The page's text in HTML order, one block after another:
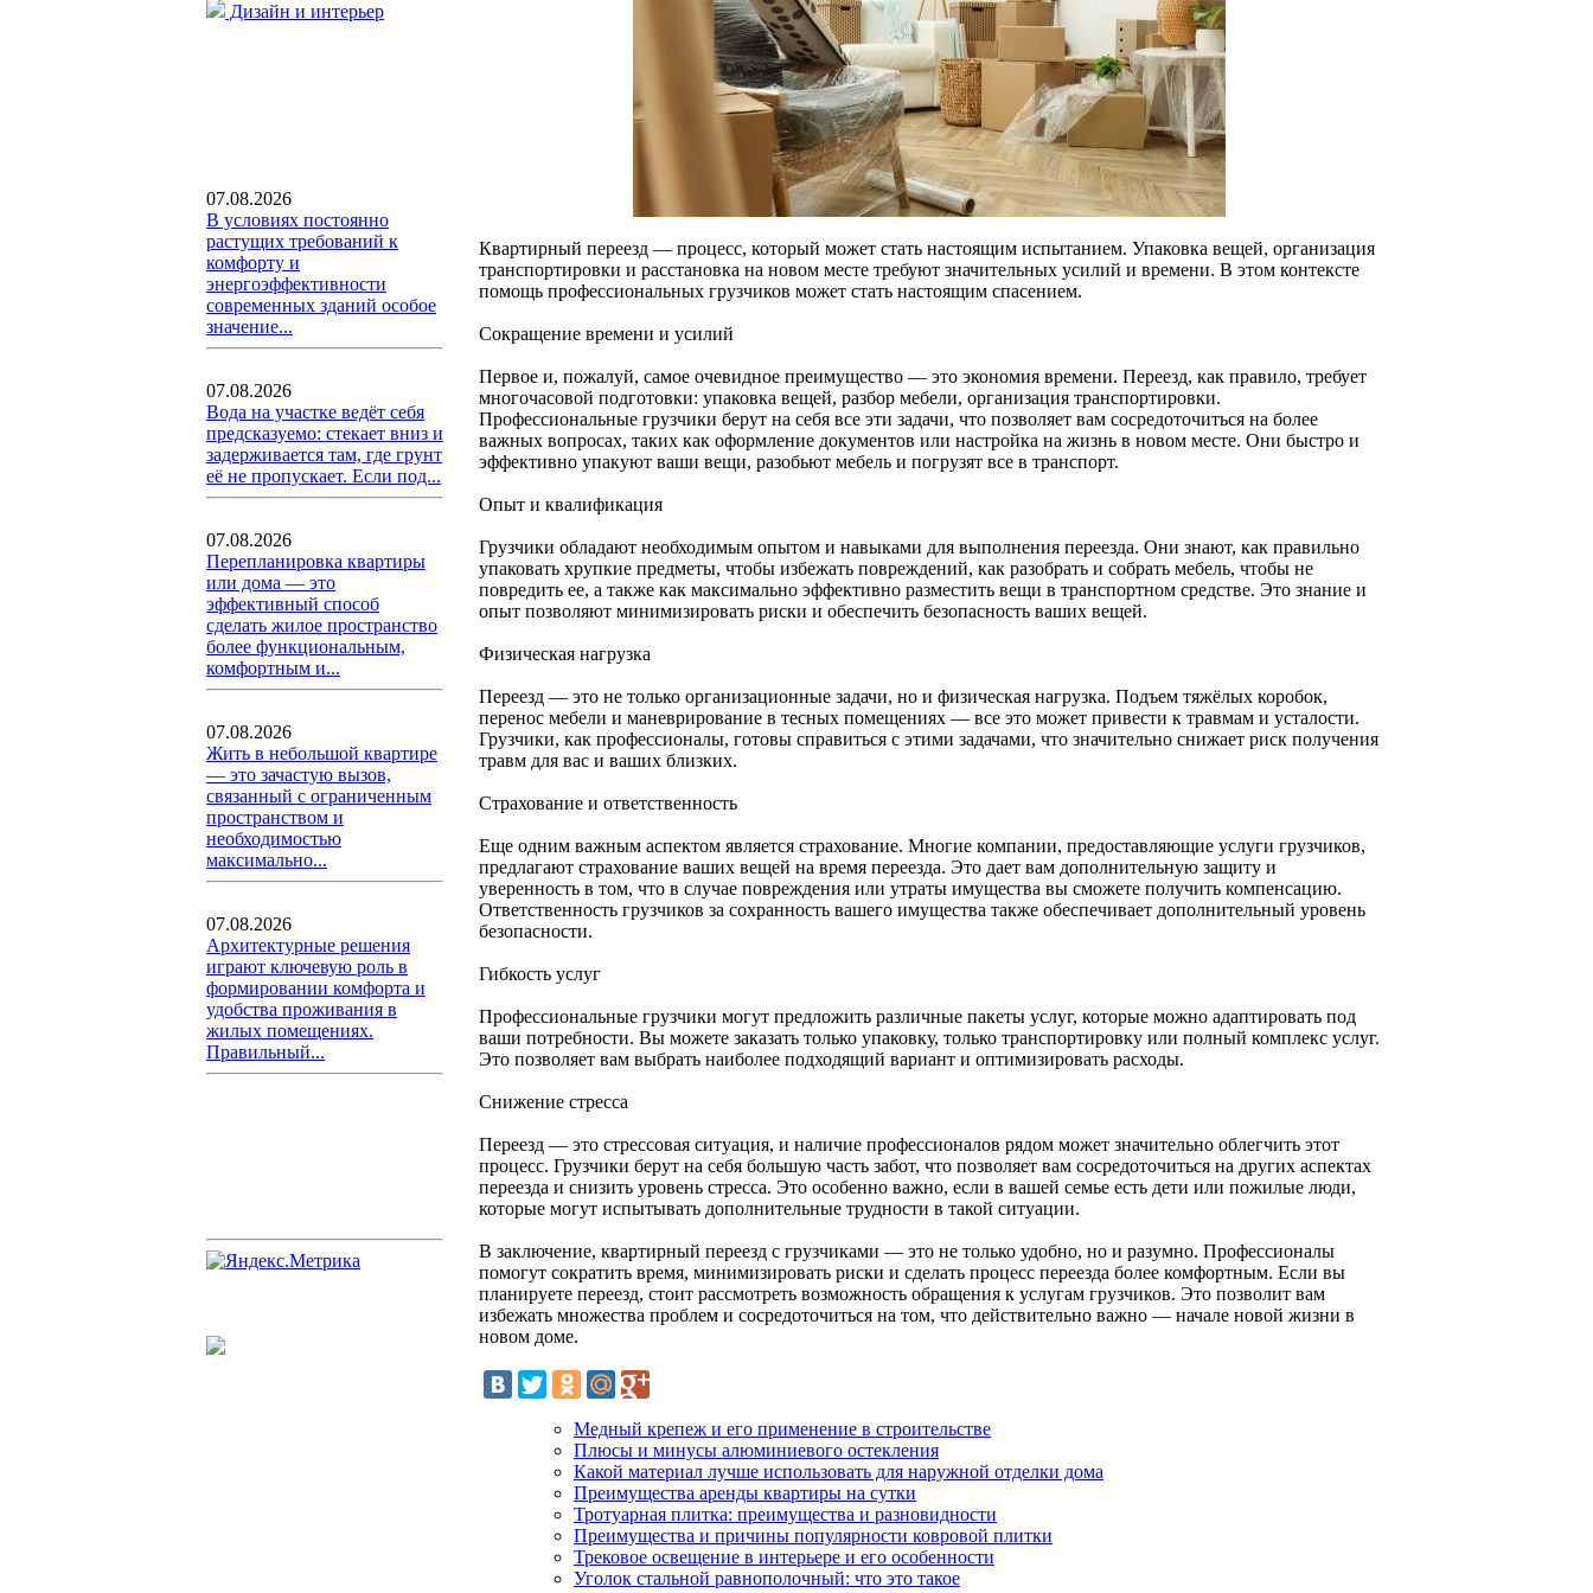
Дизайн и интерьер
07.08.2026
В условиях постоянно
растущих требований к
комфорту и
энергоэффективности
современных зданий особое
значение...
07.08.2026
Вода на участке ведёт себя
предсказуемо: стекает вниз и
задерживается там, где грунт
её не пропускает. Если под...
07.08.2026
Перепланировка квартиры
или дома — это
эффективный способ
сделать жилое пространство
более функциональным,
комфортным и...
07.08.2026
Жить в небольшой квартире
— это зачастую вызов,
связанный с ограниченным
пространством и
необходимостью
максимально...
07.08.2026
Архитектурные решения
играют ключевую роль в
формировании комфорта и
удобства проживания в
жилых помещениях.
Правильный...
Квартирный переезд — процесс, который может стать настоящим испытанием. Упаковка вещей, организация
транспортировки и расстановка на новом месте требуют значительных усилий и времени. В этом контексте
помощь профессиональных грузчиков может стать настоящим спасением.
Сокращение времени и усилий
Первое и, пожалуй, самое очевидное преимущество — это экономия времени. Переезд, как правило, требует
многочасовой подготовки: упаковка вещей, разбор мебели, организация транспортировки.
Профессиональные грузчики берут на себя все эти задачи, что позволяет вам сосредоточиться на более
важных вопросах, таких как оформление документов или настройка на жизнь в новом месте. Они быстро и
эффективно упакуют ваши вещи, разобьют мебель и погрузят все в транспорт.
Опыт и квалификация
Грузчики обладают необходимым опытом и навыками для выполнения переезда. Они знают, как правильно
упаковать хрупкие предметы, чтобы избежать повреждений, как разобрать и собрать мебель, чтобы не
повредить ее, а также как максимально эффективно разместить вещи в транспортном средстве. Это знание и
опыт позволяют минимизировать риски и обеспечить безопасность ваших вещей.
Физическая нагрузка
Переезд — это не только организационные задачи, но и физическая нагрузка. Подъем тяжёлых коробок,
перенос мебели и маневрирование в тесных помещениях — все это может привести к травмам и усталости.
Грузчики, как профессионалы, готовы справиться с этими задачами, что значительно снижает риск получения
травм для вас и ваших близких.
Страхование и ответственность
Еще одним важным аспектом является страхование. Многие компании, предоставляющие услуги грузчиков,
предлагают страхование ваших вещей на время переезда. Это дает вам дополнительную защиту и
уверенность в том, что в случае повреждения или утраты имущества вы сможете получить компенсацию.
Ответственность грузчиков за сохранность вашего имущества также обеспечивает дополнительный уровень
безопасности.
Гибкость услуг
Профессиональные грузчики могут предложить различные пакеты услуг, которые можно адаптировать под
ваши потребности. Вы можете заказать только упаковку, только транспортировку или полный комплекс услуг.
Это позволяет вам выбрать наиболее подходящий вариант и оптимизировать расходы.
Снижение стресса
Переезд — это стрессовая ситуация, и наличие профессионалов рядом может значительно облегчить этот
процесс. Грузчики берут на себя большую часть забот, что позволяет вам сосредоточиться на других аспектах
переезда и снизить уровень стресса. Это особенно важно, если в вашей семье есть дети или пожилые люди,
которые могут испытывать дополнительные трудности в такой ситуации.
В заключение, квартирный переезд с грузчиками — это не только удобно, но и разумно. Профессионалы
помогут сократить время, минимизировать риски и сделать процесс переезда более комфортным. Если вы
планируете переезд, стоит рассмотреть возможность обращения к услугам грузчиков. Это позволит вам
избежать множества проблем и сосредоточиться на том, что действительно важно — начале новой жизни в
новом доме.
Медный крепеж и его применение в строительстве
Плюсы и минусы алюминиевого остекления
Какой материал лучше использовать для наружной отделки дома
Преимущества аренды квартиры на сутки
Тротуарная плитка: преимущества и разновидности
Преимущества и причины популярности ковровой плитки
Трековое освещение в интерьере и его особенности
Уголок стальной равнополочный: что это такое